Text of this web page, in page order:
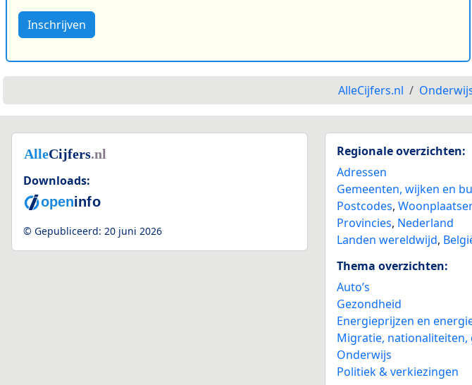
Inschrijven
AlleCijfers.nl
Downloads:
© Gepubliceerd: 20 juni 2026
Regionale overzichten:
Adressen
Gemeenten, wijken en
Postcodes,
Provincies, Nederland
Landen wereldwijd,
Thema overzichten:
Auto’s
Gezondheid
Energieprijzen en
Migratie,
Onderwijs
Politiek & verkiezingen